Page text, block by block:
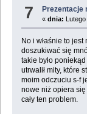
7 Prezentacje
«dnia:
No i właśnie to
doszukiwać się
takie było
utrwalił mity, które
moim odczuciu s-f
nowe niż opiera
cały ten problem.